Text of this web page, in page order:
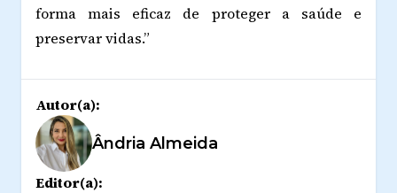
forma mais eficaz de proteger a saúde e
preservar vidas.”
Autor(a):
Ândria Almeida
Editor(a):